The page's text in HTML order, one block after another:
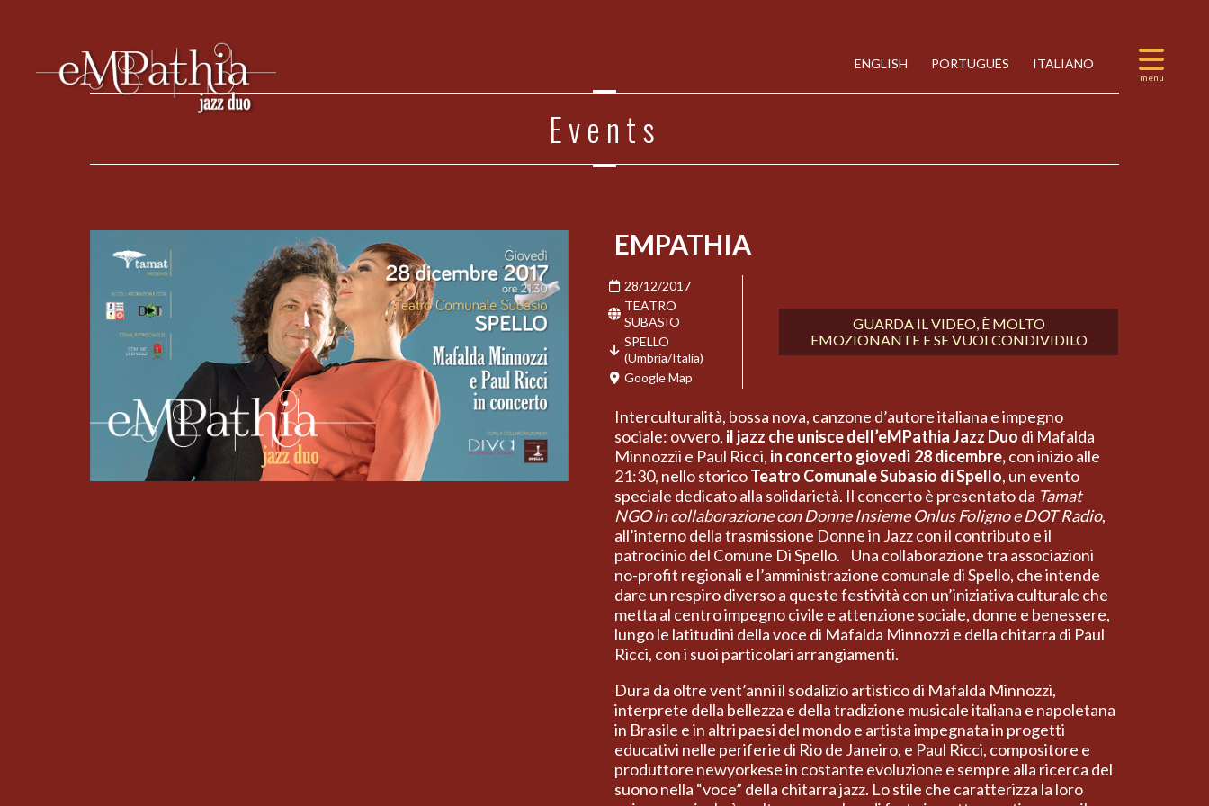
ENGLISH PORTUGUÊS ITALIANO
Events
EMPATHIA
28/12/2017
TEATRO
SUBASIO
SPELLO
(Umbria/Italia)
Google Map
GUARDA IL VIDEO, È MOLTO
EMOZIONANTE E SE VUOI CONDIVIDILO
Interculturalità, bossa nova, canzone d’autore italiana e impegno
sociale: ovvero, il jazz che unisce dell’eMPathia Jazz Duo di Mafalda
Minnozzii e Paul Ricci, in concerto giovedì 28 dicembre,con inizio alle
21:30, nello storicoTeatro Comunale Subasio di Spello, un evento
speciale dedicato alla solidarietà. Il concerto è presentato da Tamat
NGO in collaborazione con Donne Insieme Onlus Foligno e DOT Radio,
all’interno della trasmissione Donne in Jazz con il contributo e il
patrocinio del Comune Di Spello. Una collaborazione tra associazioni
no-profit regionali e l’amministrazione comunale di Spello, che intende
dare un respiro diverso a queste festività con un’iniziativa culturale che
metta al centro impegno civile e attenzione sociale, donne e benessere,
lungo le latitudini della voce di Mafalda Minnozzi e della chitarra di Paul
Ricci, con i suoi particolari arrangiamenti.
Dura da oltre vent’anni il sodalizio artistico di Mafalda Minnozzi,
interprete della bellezza e della tradizione musicale italiana e napoletana
in Brasile e in altri paesi del mondo e artista impegnata in progetti
educativi nelle periferie di Rio de Janeiro, e Paul Ricci, compositore e
produttore newyorkese in costante evoluzione e sempre alla ricerca del
suono nella “voce” della chitarra jazz. Lo stile che caratterizza la loro